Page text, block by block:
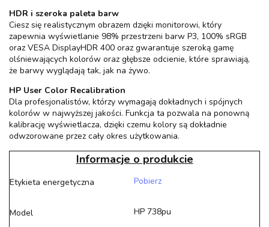
HDR i szeroka paleta barw
Ciesz się realistycznym obrazem dzięki monitorowi, który
zapewnia wyświetlanie 98% przestrzeni barw P3, 100% sRGB
oraz VESA DisplayHDR 400 oraz gwarantuje szeroką gamę
olśniewających kolorów oraz głębsze odcienie, które sprawiają,
że barwy wyglądają tak, jak na żywo.
HP User Color Recalibration
Dla profesjonalistów, którzy wymagają dokładnych i spójnych
kolorów w najwyższej jakości. Funkcja ta pozwala na ponowną
kalibrację wyświetlacza, dzięki czemu kolory są dokładnie
odwzorowane przez cały okres użytkowania.
Informacje o produkcie
Etykieta energetyczna Pobierz
Model
HP 738pu